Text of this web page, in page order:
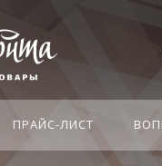
ПРАЙС-ЛИСТ